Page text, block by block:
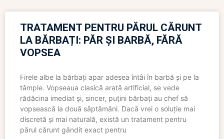
TRATAMENT PENTRU PĂRUL CĂRUNT
LA BĂRBAȚI: PĂR ȘI BARBĂ, FĂRĂ
VOPSEA
Firele albe la bărbați apar adesea întâi în barbă și pe la
tâmple. Vopseaua clasică arată artificial, se vede
rădăcina imediat și, sincer, puțini bărbați au chef să
vopsească la două săptămâni. Dacă vrei o soluție mai
discretă și mai naturală, există un tratament pentru
părul cărunt gândit exact pentru